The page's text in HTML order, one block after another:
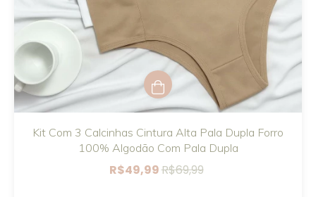
Kit Com 3 Calcinhas Cintura Alta Pala Dupla Forro
100% Algodão Com Pala Dupla
R$49,99R$69,99